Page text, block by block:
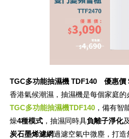
TGC多功能抽濕機 TDF140 優惠價
香港氣候潮濕，抽濕機是每個家庭
TGC多功能抽濕機TDF140 ，備有智
燥4種模式 ，抽濕同時具負離子淨化及
炭石墨烯濾網過濾空氣中微塵，打